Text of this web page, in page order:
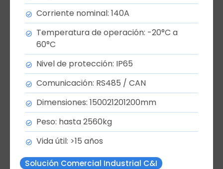
Corriente nominal: 140A
Temperatura de operación: -20°C a
60°C
Nivel de protección: IP65
Comunicación: RS485 / CAN
Dimensiones: 150021201200mm
Peso: hasta 2560kg
Vida útil: >15 años
Solución Comercial Industrial C&I